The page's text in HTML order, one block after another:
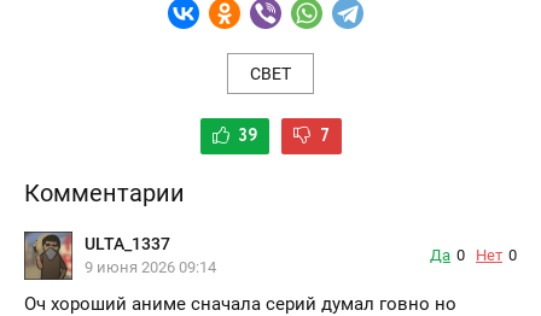
СВЕТ
39 7
Комментарии
ULTA_1337
9 июня 2026 09:14
Да 0 Нет 0
Оч хороший аниме сначала серий думал говно но